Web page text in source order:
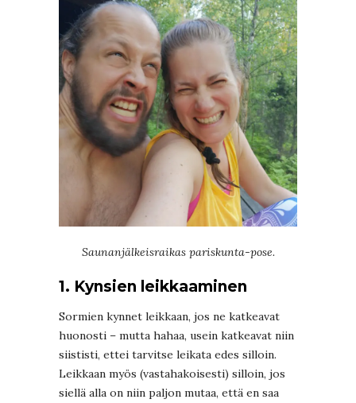
Saunanjälkeisraikas pariskunta-pose.
1. Kynsien leikkaaminen
Sormien kynnet leikkaan, jos ne katkeavat
huonosti – mutta hahaa, usein katkeavat niin
siististi, ettei tarvitse leikata edes silloin.
Leikkaan myös (vastahakoisesti) silloin, jos
siellä alla on niin paljon mutaa, että en saa